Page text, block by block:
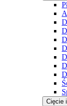
Cięcie